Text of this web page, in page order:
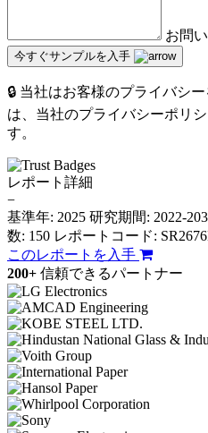
お問
今すぐサンプルを入手
🔒 当社はお客様のプライバシ
は、当社のプライバシーポリ
す。
レポート詳細
−
基準年: 2025 研究期間: 2022-
数: 150 レポートコード:
このレポートを入手
200+ 信頼できるパートナー